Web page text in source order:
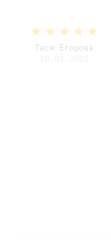
Тася Егорова